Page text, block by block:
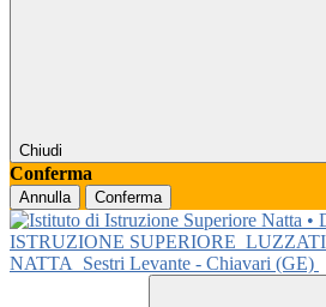
Chiudi
Conferma
Annulla Conferma
ISTRUZIONE SUPERIORE
NATTA
Sestri Levante - Chiavari (GE)